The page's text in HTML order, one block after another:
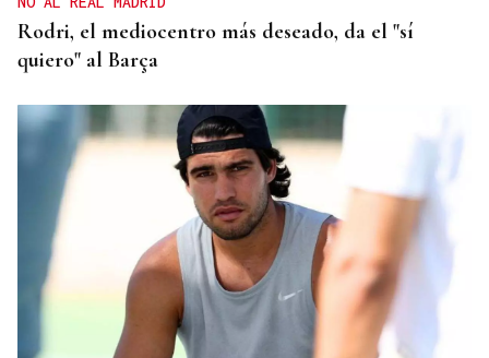
Rodri, el mediocentro más deseado, da el "sí
quiero" al Barça